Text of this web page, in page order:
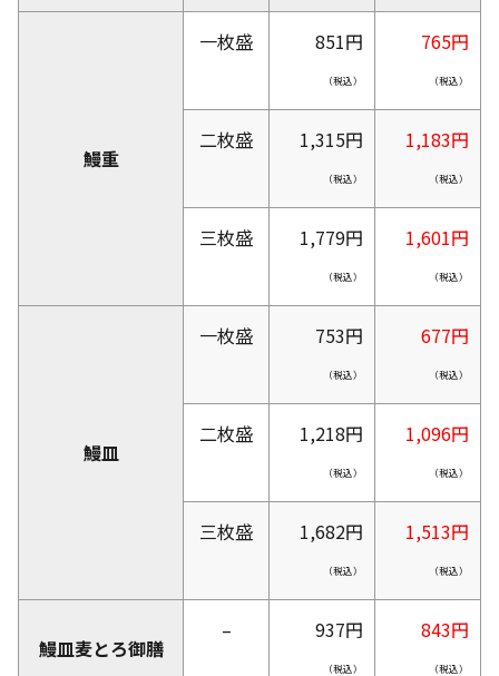
鰻重
一枚盛 851円
（税込）
765円
（税込）
二枚盛 1,315円
（税込）
1,183円
（税込）
三枚盛 1,779円
（税込）
1,601円
（税込）
鰻皿
一枚盛 753円
（税込）
677円
（税込）
二枚盛 1,218円
（税込）
1,096円
（税込）
三枚盛 1,682円
（税込）
1,513円
（税込）
鰻皿麦とろ御膳
– 937円
（税込）
843円
（税込）